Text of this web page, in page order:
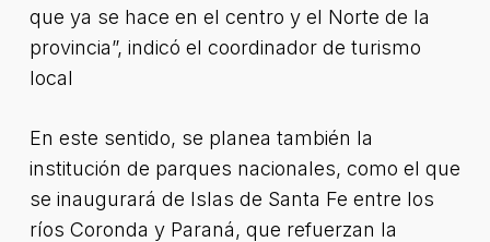
que ya se hace en el centro y el Norte de la
provincia”, indicó el coordinador de turismo
local
En este sentido, se planea también la
institución de parques nacionales, como el que
se inaugurará de Islas de Santa Fe entre los
ríos Coronda y Paraná, que refuerzan la